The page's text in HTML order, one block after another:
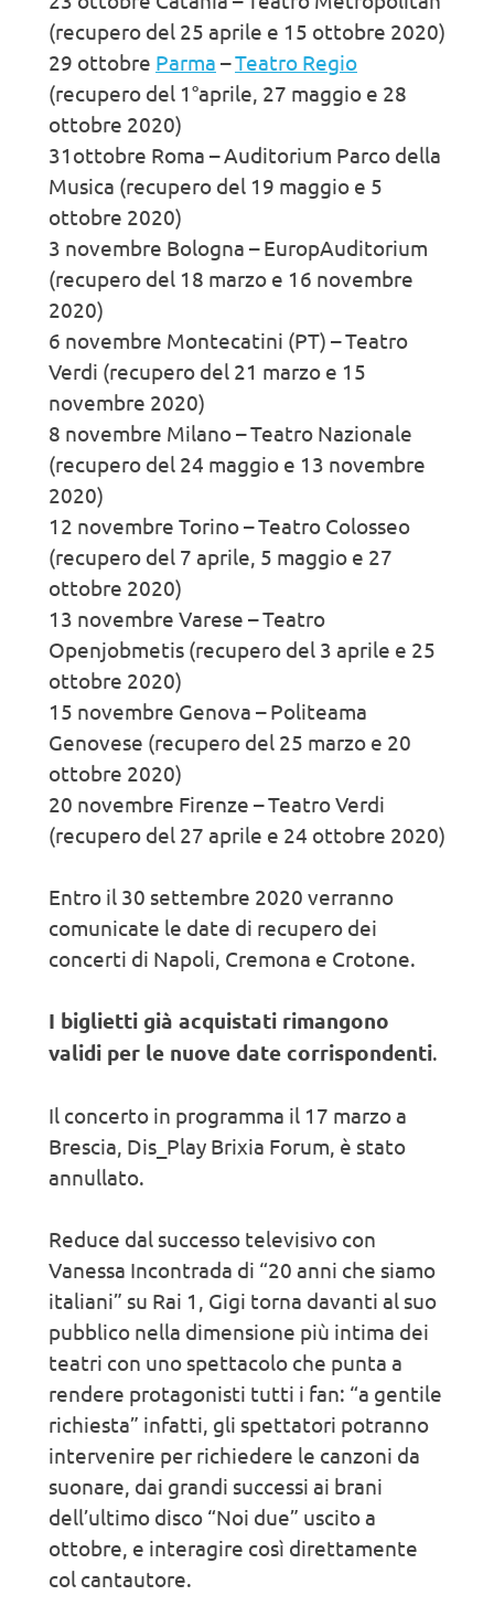
(recupero del 25 aprile e 15 ottobre 2020)
29 ottobre Parma –Teatro Regio
(recupero del 1°aprile, 27 maggio e 28
ottobre 2020)
31ottobre Roma – Auditorium Parco della
Musica (recupero del 19 maggio e 5
ottobre 2020)
3 novembre Bologna – EuropAuditorium
(recupero del 18 marzo e 16 novembre
2020)
6 novembre Montecatini (PT) – Teatro
Verdi (recupero del 21 marzo e 15
novembre 2020)
8 novembre Milano – Teatro Nazionale
(recupero del 24 maggio e 13 novembre
2020)
12 novembre Torino – Teatro Colosseo
(recupero del 7 aprile, 5 maggio e 27
ottobre 2020)
13 novembre Varese – Teatro
Openjobmetis (recupero del 3 aprile e 25
ottobre 2020)
15 novembre Genova – Politeama
Genovese (recupero del 25 marzo e 20
ottobre 2020)
20 novembre Firenze – Teatro Verdi
(recupero del 27 aprile e 24 ottobre 2020)
Entro il 30 settembre 2020 verranno
comunicate le date di recupero dei
concerti di Napoli, Cremona e Crotone.
I biglietti già acquistati rimangono
validi per le nuove date corrispondenti.
Il concerto in programma il 17 marzo a
Brescia, Dis_Play Brixia Forum, è stato
annullato.
Reduce dal successo televisivo con
Vanessa Incontrada di “20 anni che siamo
italiani” su Rai 1, Gigi torna davanti al suo
pubblico nella dimensione più intima dei
teatri con uno spettacolo che punta a
rendere protagonisti tutti i fan: “a gentile
richiesta” infatti, gli spettatori potranno
intervenire per richiedere le canzoni da
suonare, dai grandi successi ai brani
dell’ultimo disco “Noi due” uscito a
ottobre, e interagire così direttamente
col cantautore.